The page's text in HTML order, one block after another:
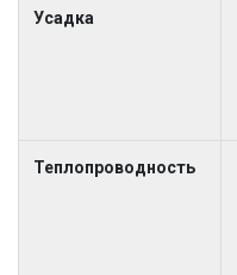
Усадка
Теплопроводность